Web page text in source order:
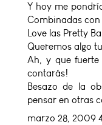
Y hoy me
Combinadas
Love las Pretty
Queremos algo
Ah, y que
contarás!
Besazo de la
pensar en otras
marzo 28, 2009